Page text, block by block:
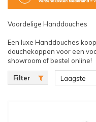
Voordelige Handdouches
Een luxe Handdouches
douchekoppen voor een
showroom of bestel online!
Filter
Laagste